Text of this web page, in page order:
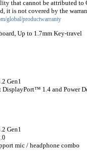
that cannot be attributed to
it is not covered by the
global/productwarranty
Up to 1.7mm Key-travel
Gen1
DisplayPort™ 1.4 and Power
Gen1
mic / headphone combo